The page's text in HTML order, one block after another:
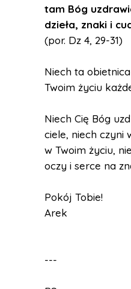
tam Bóg
dzieła, znaki i
(por. Dz 4, 29-31)
Niech ta
Twoim życiu
Niech Cię Bóg
ciele, niech czyni
w Twoim życiu,
oczy i serce na
Pokój Tobie!
Arek
---